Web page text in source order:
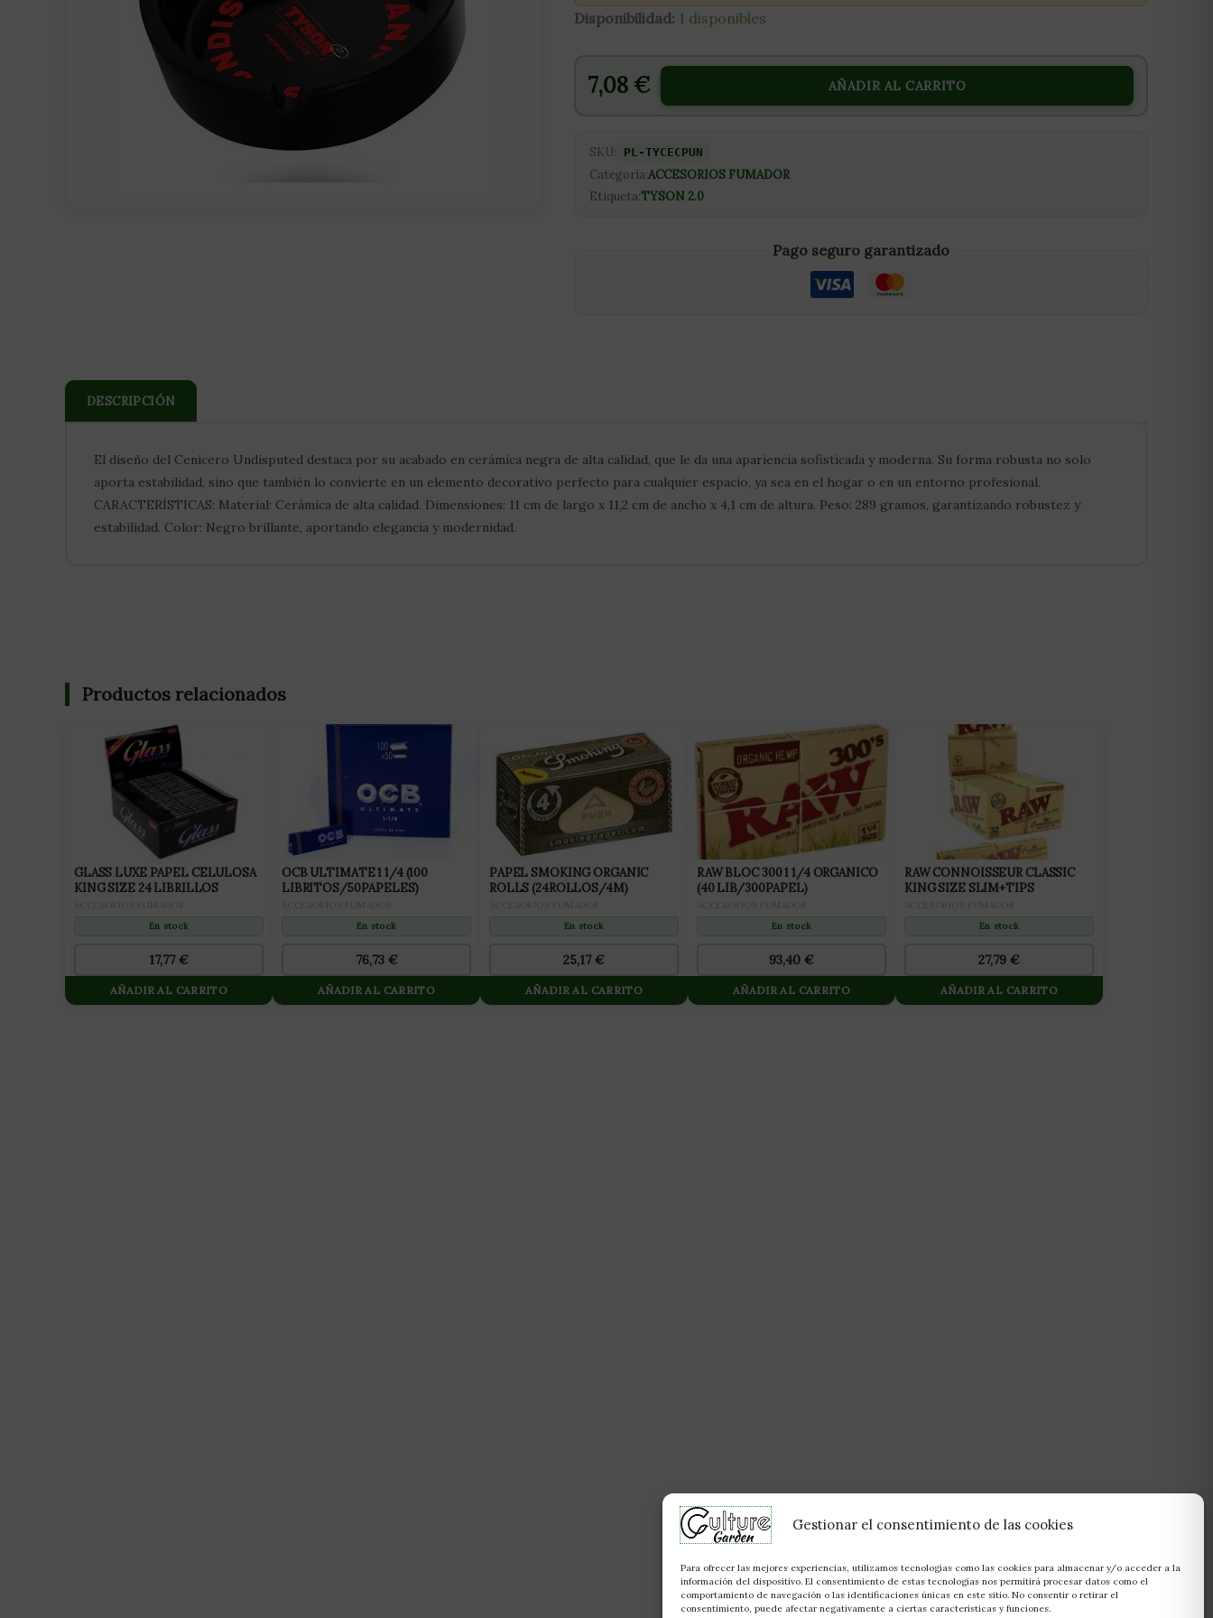
Gestionar el consentimiento de las cookies
Para ofrecer las mejores experiencias, utilizamos tecnologías como las cookies para almacenar y/o acceder a la
información del dispositivo. El consentimiento de estas tecnologías nos permitirá procesar datos como el
comportamiento de navegación o las identificaciones únicas en este sitio. No consentir o retirar el
consentimiento, puede afectar negativamente a ciertas características y funciones.
Disponibilidad: 1 disponibles
7,08 € AÑADIR AL CARRITO
SKU: PL-TYCECPUN
Categoría:ACCESORIOS FUMADOR
Etiqueta:TYSON 2.0
Pago seguro garantizado
DESCRIPCIÓN
El diseño del Cenicero Undisputed destaca por su acabado en cerámica negra de alta calidad, que le da una apariencia sofisticada y moderna. Su forma robusta no solo
aporta estabilidad, sino que también lo convierte en un elemento decorativo perfecto para cualquier espacio, ya sea en el hogar o en un entorno profesional.
CARACTERÍSTICAS: Material: Cerámica de alta calidad. Dimensiones: 11 cm de largo x 11,2 cm de ancho x 4,1 cm de altura. Peso: 289 gramos, garantizando robustez y
estabilidad. Color: Negro brillante, aportando elegancia y modernidad.
Productos relacionados
GLASS LUXE PAPEL CELULOSA
KING SIZE 24 LIBRILLOS
En stock
17,77€
AÑADIR AL CARRITO
OCB ULTIMATE 1 1/4 (100
LIBRITOS/50PAPELES)
En stock
76,73 €
AÑADIR AL CARRITO
PAPEL SMOKING ORGANIC
ROLLS (24ROLLOS/4M)
En stock
25,17€
AÑADIR AL CARRITO
RAW BLOC 300 1 1/4 ORGANICO
(40 LIB/300PAPEL)
En stock
93,40 €
AÑADIR AL CARRITO
RAW CONNOISSEUR CLASSIC
KING SIZE SLIM+TIPS
En stock
27,79 €
AÑADIR AL CARRITO